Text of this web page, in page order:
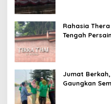
Rahasia
Tengah
Jumat
Gaungkan